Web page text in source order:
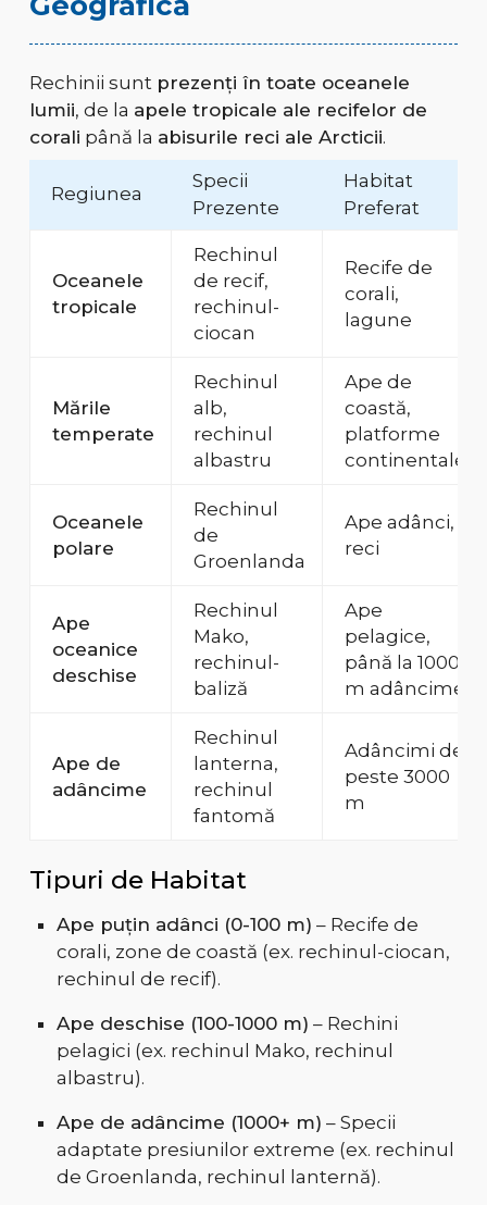
Rechinii sunt prezenți în toate oceanele
lumii, de la apele tropicale ale recifelor de
corali până la abisurile reci ale Arcticii.
Regiunea
Specii
Prezente
Habitat
Preferat
Oceanele
tropicale
Rechinul
de recif,
rechinul-
ciocan
Recife de
corali,
lagune
Mările
temperate
Rechinul
alb,
rechinul
albastru
Ape de
coastă,
platforme
continentale
Oceanele
polare
Rechinul
de
Groenlanda
Ape adânci,
reci
Ape
oceanice
deschise
Rechinul
Mako,
rechinul-
baliză
Ape
pelagice,
până la 1000
m adâncime
Ape de
adâncime
Rechinul
lanterna,
rechinul
fantomă
Adâncimi de
peste 3000
m
Tipuri de Habitat
Ape puțin adânci (0-100 m) – Recife de
corali, zone de coastă (ex. rechinul-ciocan,
rechinul de recif).
Ape deschise (100-1000 m) – Rechini
pelagici (ex. rechinul Mako, rechinul
albastru).
Ape de adâncime (1000+ m) – Specii
adaptate presiunilor extreme (ex. rechinul
de Groenlanda, rechinul lanternă).